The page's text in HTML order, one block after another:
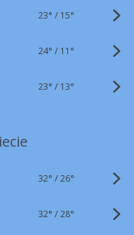
23° / 15°
24° / 11°
23° / 13°
32° /26°
32° /28°